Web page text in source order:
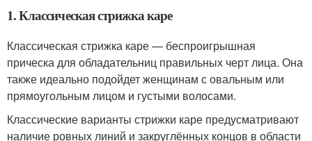
1. Классическая стрижка каре
Классическая стрижка каре — беспроигрышная
прическа для обладательниц правильных черт лица. Она
также идеально подойдет женщинам с овальным или
прямоугольным лицом и густыми волосами.
Классические варианты стрижки каре предусматривают
наличие ровных линий и закруглённых концов в области